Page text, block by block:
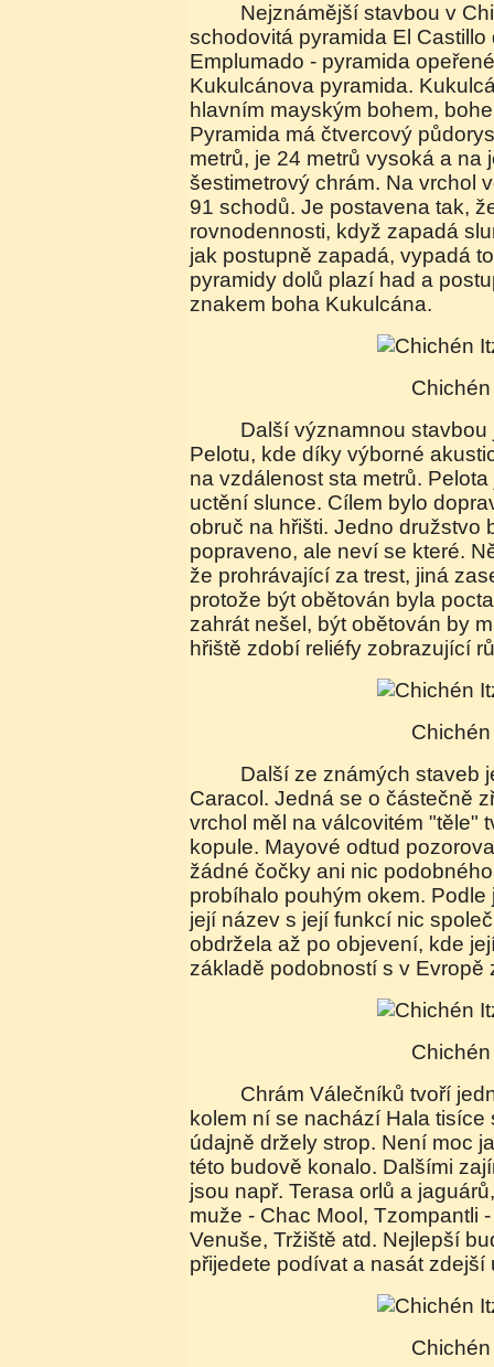
Nejznámější stavbou v Chichén Itzá je
schodovitá pyramida El Castillo
Emplumado - pyramida
Kukulcánova pyramida.
hlavním mayským bohem,
Pyramida má čtvercový
metrů, je 24 metrů vysoká a na
šestimetrový chrám. Na vrchol
91 schodů. Je postavena tak,
rovnodennosti, když zapadá
jak postupně zapadá, vypadá
pyramidy dolů plazí had a
znakem boha Kukulcána.
Další významnou stavbou je velké hřiště na
Pelotu, kde díky výborné
na vzdálenost sta metrů.
uctění slunce. Cílem bylo
obruč na hřišti. Jedno družstvo
popraveno, ale neví se které.
že prohrávající za trest, jiná
protože být obětován byla
zahrát nešel, být obětován by
hřiště zdobí reliéfy zobrazující
Další ze známých staveb je tzv. observatoř -
Caracol. Jedná se o částečně
vrchol měl na válcovitém "těle"
kopule. Mayové odtud
žádné čočky ani nic
probíhalo pouhým okem.
její název s její funkcí nic
obdržela až po objevení, kde
základě podobností s v Evropě
Chrám Válečníků tvoří jedna menší pyramida a
kolem ní se nachází Hala tisíce
údajně držely strop. Není moc
této budově konalo. Dalšími
jsou např. Terasa orlů a
muže - Chac Mool, Tzompantli
Venuše, Tržiště atd. Nejlepší
přijedete podívat a nasát zdejší